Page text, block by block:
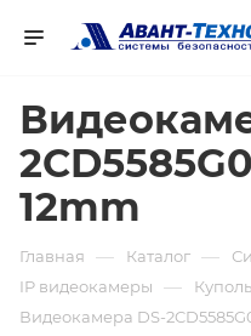
12mm
Главная — Каталог —
IP видеокамеры —
Видеокамера DS-